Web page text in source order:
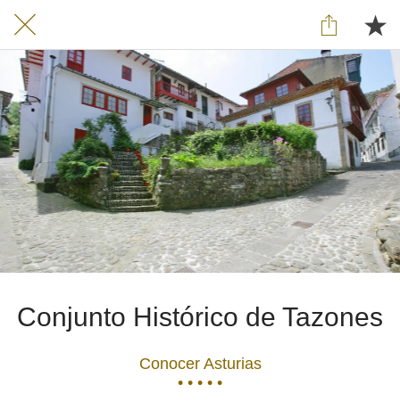
Conjunto Histórico de Tazones
Conocer Asturias
• • • • •